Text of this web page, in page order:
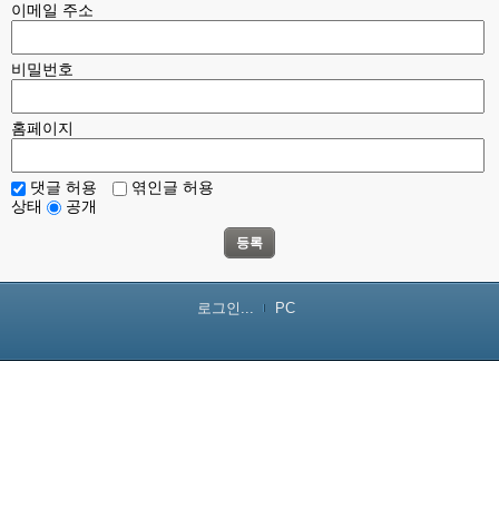
이메일 주소
비밀번호
홈페이지
댓글 허용
엮인글 허용
상태
공개
등록
로그인... PC